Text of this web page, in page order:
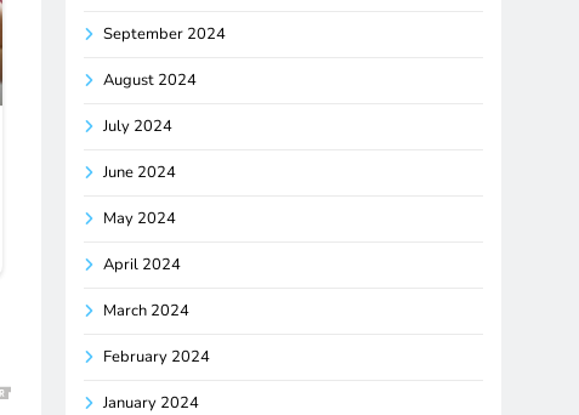
September 2024
August 2024
July 2024
June 2024
May 2024
April 2024
March 2024
February 2024
January 2024